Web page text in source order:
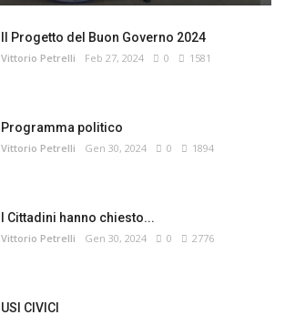
Il Progetto del Buon Governo 2024
Vittorio Petrelli Feb 27, 2024 0 1581
Programma politico
Vittorio Petrelli Gen 30, 2024 0 1894
I Cittadini hanno chiesto...
Vittorio Petrelli Gen 30, 2024 0 2776
USI CIVICI